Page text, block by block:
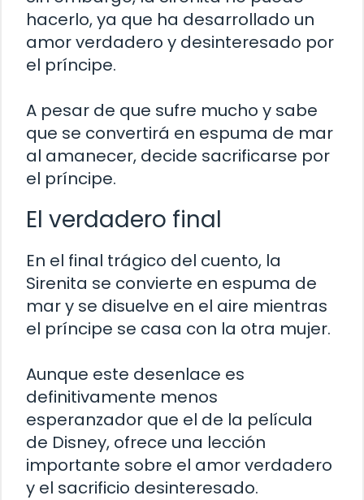
hacerlo, ya que ha desarrollado un
amor verdadero y desinteresado por
el príncipe.
A pesar de que sufre mucho y sabe
que se convertirá en espuma de mar
al amanecer, decide sacrificarse por
el príncipe.
El verdadero final
En el final trágico del cuento, la
Sirenita se convierte en espuma de
mar y se disuelve en el aire mientras
el príncipe se casa con la otra mujer.
Aunque este desenlace es
definitivamente menos
esperanzador que el de la película
de Disney, ofrece una lección
importante sobre el amor verdadero
y el sacrificio desinteresado.